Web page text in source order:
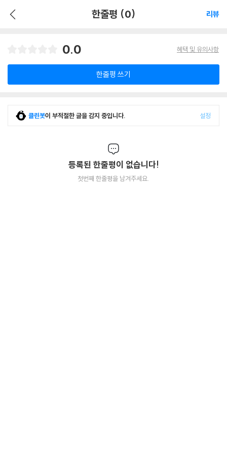
한줄평 (0) 리뷰
0.0 혜택 및 유의사항
한줄평 쓰기
클린봇이 부적절한 글을 감지 중입니다. 설정
등록된 한줄평이 없습니다!
첫번째 한줄평을 남겨주세요.